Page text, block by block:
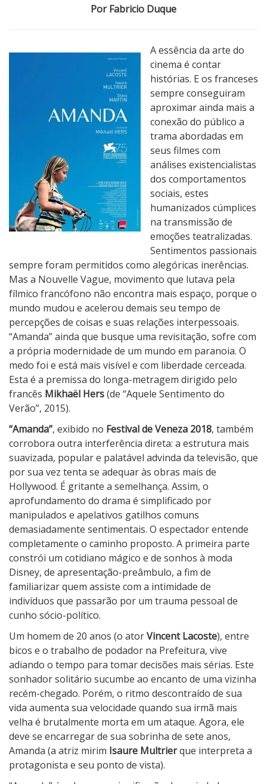
Por Fabricio Duque
A essência da arte do
cinema é contar
histórias. E os franceses
sempre conseguiram
aproximar ainda mais a
conexão do público a
trama abordadas em
seus filmes com
análises existencialistas
dos comportamentos
sociais, estes
humanizados cúmplices
na transmissão de
emoções teatralizadas.
Sentimentos passionais
sempre foram permitidos como alegóricas inerências.
Mas a Nouvelle Vague, movimento que lutava pela
fílmico francófono não encontra mais espaço, porque o
mundo mudou e acelerou demais seu tempo de
percepções de coisas e suas relações interpessoais.
“Amanda” ainda que busque uma revisitação, sofre com
a própria modernidade de um mundo em paranoia. O
medo foi e está mais visível e com liberdade cerceada.
Esta é a premissa do longa-metragem dirigido pelo
francês Mikhaël Hers(de “Aquele Sentimento do
Verão”, 2015).
“Amanda”, exibido no Festival de Veneza 2018, também
corrobora outra interferência direta: a estrutura mais
suavizada, popular e palatável advinda da televisão, que
por sua vez tenta se adequar às obras mais de
Hollywood. É gritante a semelhança. Assim, o
aprofundamento do drama é simplificado por
manipulados e apelativos gatilhos comuns
demasiadamente sentimentais. O espectador entende
completamente o caminho proposto. A primeira parte
constrói um cotidiano mágico e de sonhos à moda
Disney, de apresentação-preâmbulo, a fim de
familiarizar quem assiste com a intimidade de
indivíduos que passarão por um trauma pessoal de
cunho sócio-político.
Um homem de 20 anos (o atorVincent Lacoste), entre
bicos e o trabalho de podador na Prefeitura, vive
adiando o tempo para tomar decisões mais sérias. Este
sonhador solitário sucumbe ao encanto de uma vizinha
recém-chegado. Porém, o ritmo descontraído de sua
vida aumenta sua velocidade quando sua irmã mais
velha é brutalmente morta em um ataque. Agora, ele
deve se encarregar de sua sobrinha de sete anos,
Amanda (a atriz mirim Isaure Multrierque interpreta a
protagonista e seu ponto de vista).